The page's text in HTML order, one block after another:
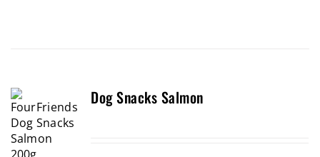
Dog Snacks Salmon